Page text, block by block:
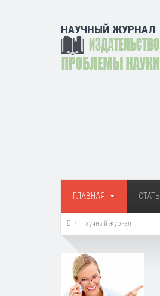
НАУЧНЫЙ ЖУРНАЛ
ГЛАВНАЯ
Научный журнал